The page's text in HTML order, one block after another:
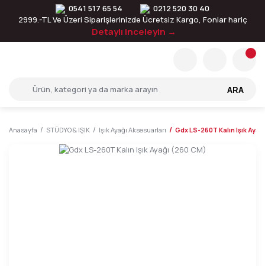
0541 517 65 54
0212 520 30 40
2999.-TL Ve Üzeri Siparişlerinizde Ücretsiz Kargo, Fonlar hariç
Detaylı inceleyin →
ARA
Anasayfa STÜDYO & IŞIK Işık Ayağı Aksesuarları Gdx LS-260T Kalın Işık